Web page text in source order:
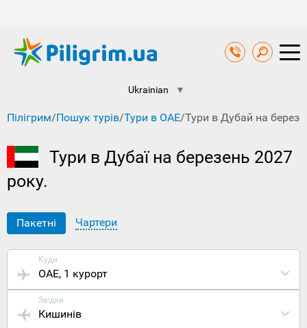
Ukrainian ▼
Пілігрим/Пошук турів/Тури в ОАЕ/Тури в Дубай на
Тури в Дубаї на березень 2027
року.
Пакетні Чартери
Куди
ОАЕ, 1 курорт
Звідки
Кишинів